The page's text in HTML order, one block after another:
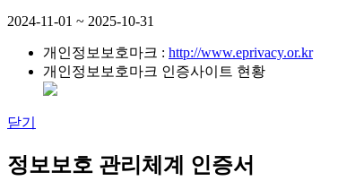
2024-11-01 ~ 2025-10-31
개인정보보호마크 : http://www.eprivacy.or.kr
개인정보보호마크 인증사이트 현황
닫기
정보보호 관리체계 인증서